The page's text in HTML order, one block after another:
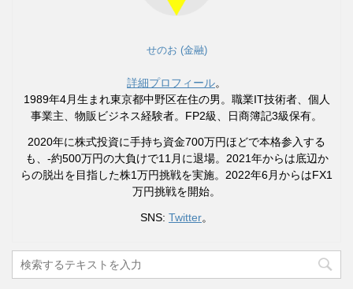
せのお (金融)
詳細プロフィール。
1989年4月生まれ東京都中野区在住の男。職業IT技術者、個人
事業主、物販ビジネス経験者。FP2級、日商簿記3級保有。
2020年に株式投資に手持ち資金700万円ほどで本格参入する
も、-約500万円の大負けで11月に退場。2021年からは底辺か
らの脱出を目指した株1万円挑戦を実施。2022年6月からはFX1
万円挑戦を開始。
SNS: Twitter。